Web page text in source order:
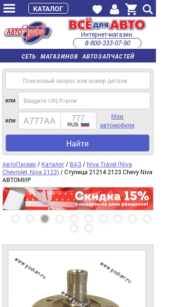
СЕТЬ МАГАЗИНОВ АВТОЗАПЧАСТЕЙ
Интернет-магазин:
8-800-333-07-90
часы работы с 9:00 до 22:00 (пн-пт)
или
или
Мои
автомобили
Найти
АвтоПаскер / Каталог / ВАЗ / Niva Travel (Niva
Chevrolet, Niva 2123) / Ступица 21214 2123 Chevy Niva
АВТОМИР
КАТАЛОГ